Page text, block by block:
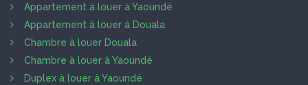
Appartement à louer à Yaoundé
Appartement à louer à Douala
Chambre à louer Douala
Chambre à louer à Yaoundé
Duplex à louer à Yaoundé